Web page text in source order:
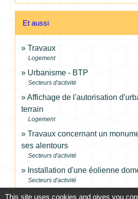
Et aussi
Travaux
Logement
Urbanisme - BTP
Secteurs d'activité
Affichage de l'autorisation
terrain
Logement
Travaux concernant un
ses alentours
Secteurs d'activité
Installation d'une éolienne
Secteurs d'activité
This site uses cookies and gives you